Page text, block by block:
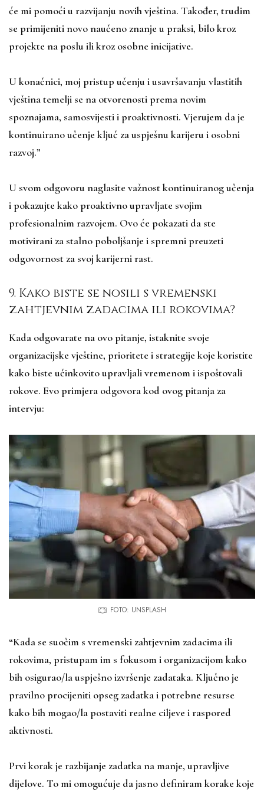
će mi pomoći u razvijanju novih vještina. Također, trudim
se primijeniti novo naučeno znanje u praksi, bilo kroz
projekte na poslu ili kroz osobne inicijative.
U konačnici, moj pristup učenju i usavršavanju vlastitih
vještina temelji se na otvorenosti prema novim
spoznajama, samosvijesti i proaktivnosti. Vjerujem da je
kontinuirano učenje ključ za uspješnu karijeru i osobni
razvoj.”
U svom odgovoru naglasite važnost kontinuiranog učenja
i pokazujte kako proaktivno upravljate svojim
profesionalnim razvojem. Ovo će pokazati da ste
motivirani za stalno poboljšanje i spremni preuzeti
odgovornost za svoj karijerni rast.
9. Kako biste se nosili s vremenski
zahtjevnim zadacima ili rokovima?
Kada odgovarate na ovo pitanje, istaknite svoje
organizacijske vještine, prioritete i strategije koje koristite
kako biste učinkovito upravljali vremenom i ispoštovali
rokove. Evo primjera odgovora kod ovog pitanja za
intervju:
FOTO: UNSPLASH
“Kada se suočim s vremenski zahtjevnim zadacima ili
rokovima, pristupam im s fokusom i organizacijom kako
bih osigurao/la uspješno izvršenje zadataka. Ključno je
pravilno procijeniti opseg zadatka i potrebne resurse
kako bih mogao/la postaviti realne ciljeve i raspored
aktivnosti.
Prvi korak je razbijanje zadatka na manje, upravljive
dijelove. To mi omogućuje da jasno definiram korake koje